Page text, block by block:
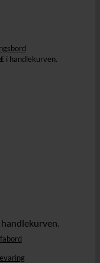
i handlekurven.